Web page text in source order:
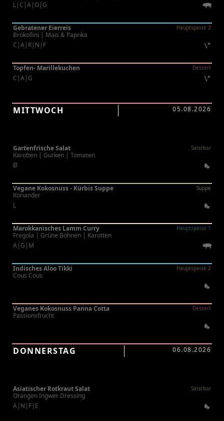
L|C|A|O|G
Gebratener Eierreis Hauptspeise 2
Brokollini | Mais & Paprika
C|A|R|N|F
Topfen- Marillekuchen Dessert
C|A|G
MITTWOCH 05.08.2026
Gartenfrische Salat Salatbar
Karotten | Gurken | Tomaten
Ø
Vegane Kokosnuss - Kürbis Suppe Suppe
Koriander
L
Marokkanisches Lamm Curry Hauptspeise 1
Fregola | Grüne Bohnen | Karotten
A|G|M
Indisches Aloo Tikki Hauptspeise 2
Cous Cous
Veganes Kokosnuss Panna Cotta Dessert
Passionsfrucht
DONNERSTAG 06.08.2026
Asiatischer Rotkraut Salat Salatbar
Orangen Ingwer Dressing
A|N|F|E